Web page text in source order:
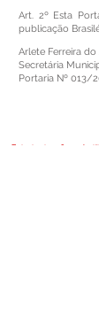
Art. 2º Esta
publicação
Arlete Ferreira do
Secretária
Portaria Nº 013/
Este texto não